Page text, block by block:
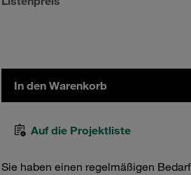
In den Warenkorb
Auf die Projektliste
Sie haben einen regelmäßigen